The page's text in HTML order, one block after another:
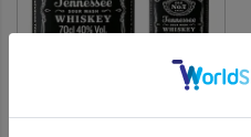
ジャック ダニエル ブラック
700ml 正規品 40度 ブラウン